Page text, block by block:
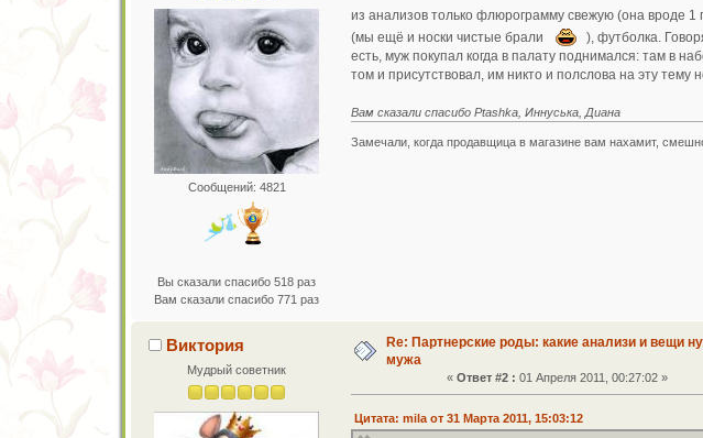
Сообщений: 4821
Вы сказали спасибо 518 раз
Вам сказали спасибо 771 раз
из анализов только флюрограмму свежую (она вроде 1
(мы ещё и носки чистые брали
), футболка.
есть, муж покупал когда в палату поднимался: там в
том и присутствовал, им никто и полслова на эту тему
Вам сказали спасибо Ptashka, Иннуська, Диана
Замечали, когда продавщица в магазине вам нахамит,
Виктория
Мудрый советник
Re: Партнерские роды: какие анализи и вещи
мужа
« Ответ #2 : 01 Апреля 2011, 00:27:02 »
Цитата: mila от 31 Марта 2011, 15:03:12